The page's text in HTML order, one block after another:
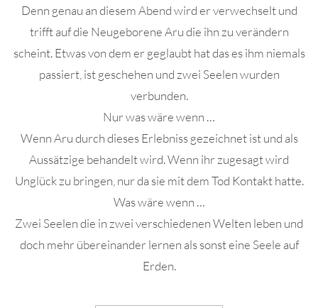
Denn genau an diesem Abend wird er verwechselt und
trifft auf die Neugeborene Aru die ihn zu verändern
scheint. Etwas von dem er geglaubt hat das es ihm niemals
passiert, ist geschehen und zwei Seelen wurden
verbunden.
Nur was wäre wenn …
Wenn Aru durch dieses Erlebniss gezeichnet ist und als
Aussätzige behandelt wird. Wenn ihr zugesagt wird
Unglück zu bringen, nur da sie mit dem Tod Kontakt hatte.
Was wäre wenn …
Zwei Seelen die in zwei verschiedenen Welten leben und
doch mehr übereinander lernen als sonst eine Seele auf
Erden.